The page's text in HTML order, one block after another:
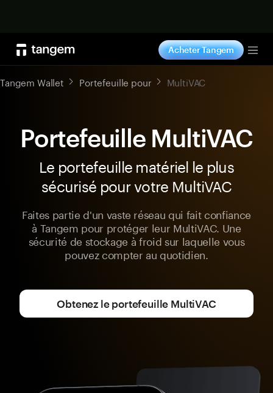
Acheter Tangem
Tangem Wallet Portefeuille pour MultiVAC
Portefeuille MultiVAC
Le portefeuille matériel le plus
sécurisé pour votre MultiVAC
Faites partie d'un vaste réseau qui fait confiance
à Tangem pour protéger leur MultiVAC. Une
sécurité de stockage à froid sur laquelle vous
pouvez compter au quotidien.
Obtenez le portefeuille MultiVAC